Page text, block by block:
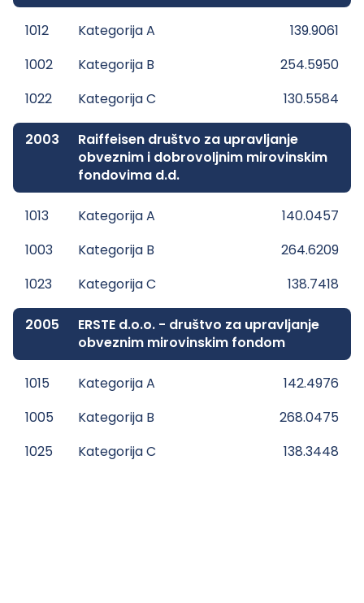
1012 Kategorija A
139.9061
1002
Kategorija B
254.5950
1022
Kategorija C 130.5584
2003
Raiffeisen društvo za upravljanje
obveznim i dobrovoljnim mirovinskim
fondovima d.d.
1013 Kategorija A
140.0457
1003
Kategorija B
264.6209
1023
Kategorija C 138.7418
2005
ERSTE d.o.o. - društvo za upravljanje
obveznim mirovinskim fondom
1015 Kategorija A
142.4976
1005
Kategorija B
268.0475
1025
Kategorija C 138.3448